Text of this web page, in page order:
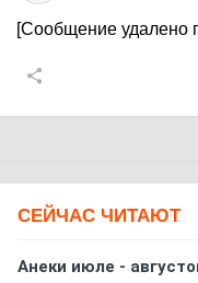
[Сообщение удалено
СЕЙЧАС ЧИТАЮТ
Анеки июле -